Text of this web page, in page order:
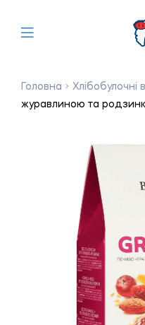
Головна Хлібобулочні
журавлиною та